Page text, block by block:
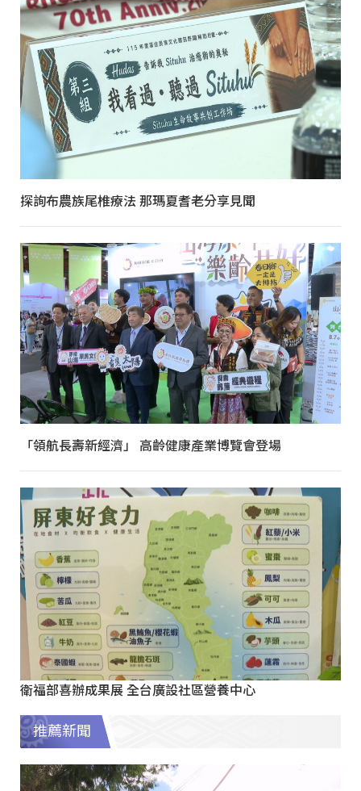
探詢布農族尾椎療法 那瑪夏耆老分享見聞
「領航長壽新經濟」 高齡健康產業博覽會登場
衛福部喜辦成果展 全台廣設社區營養中心
推薦新聞